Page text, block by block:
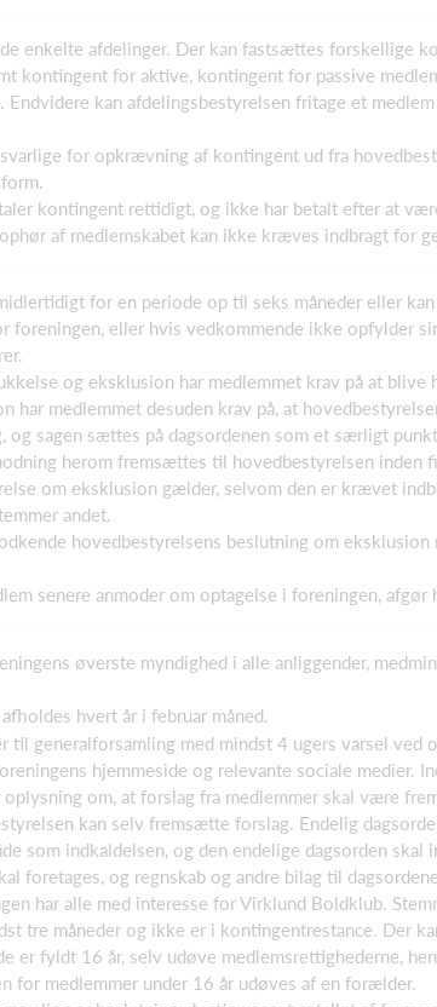
enkelte afdelinger. Der kan fastsættes forskellige
kontingent for aktive, kontingent for passive
kan afdelingsbestyrelsen fritage et
for opkrævning af kontingent ud fra
kontingent rettidigt, og ikke har betalt efter at
af medlemskabet kan ikke kræves indbragt for
for en periode op til seks måneder eller
foreningen, eller hvis vedkommende ikke opfylder
og eksklusion har medlemmet krav på at
har medlemmet desuden krav på, at
og sagen sættes på dagsordenen som et særligt
herom fremsættes til hovedbestyrelsen inden
om eksklusion gælder, selvom den er krævet
andet.
hovedbestyrelsens beslutning om
senere anmoder om optagelse i foreningen,
øverste myndighed i alle anliggender,
hvert år i februar måned.
til generalforsamling med mindst 4 ugers varsel ved
hjemmeside og relevante sociale medier.
om, at forslag fra medlemmer skal være
kan selv fremsætte forslag. Endelig
som indkaldelsen, og den endelige dagsorden skal
foretages, og regnskab og andre bilag til
har alle med interesse for Virklund Boldklub.
tre måneder og ikke er i kontingentrestance. Der
er fyldt 16 år, selv udøve medlemsrettighederne,
for medlemmer under 16 år udøves af en forælder.